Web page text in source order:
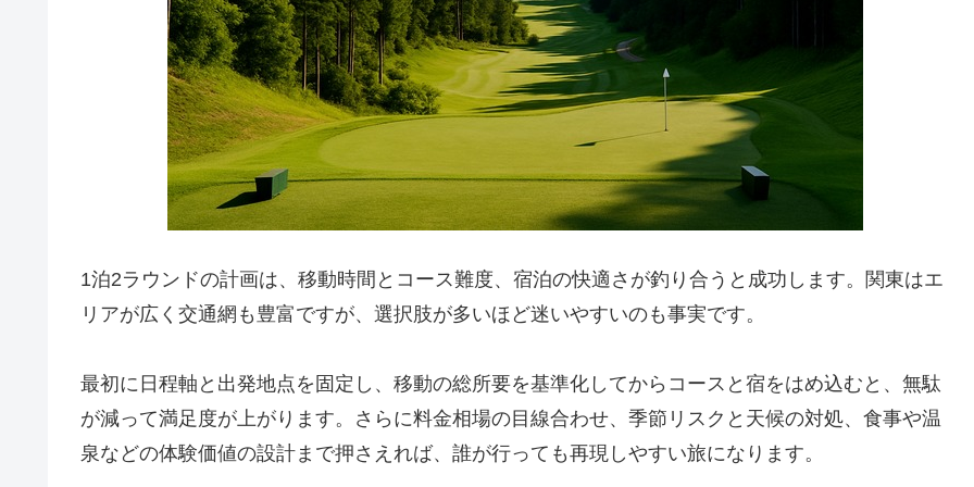
1泊2ラウンドの計画は、移動時間とコース難度、宿泊の快適さが釣り合うと成功します。関東はエ
リアが広く交通網も豊富ですが、選択肢が多いほど迷いやすいのも事実です。
最初に日程軸と出発地点を固定し、移動の総所要を基準化してからコースと宿をはめ込むと、無駄
が減って満足度が上がります。さらに料金相場の目線合わせ、季節リスクと天候の対処、食事や温
泉などの体験価値の設計まで押さえれば、誰が行っても再現しやすい旅になります。